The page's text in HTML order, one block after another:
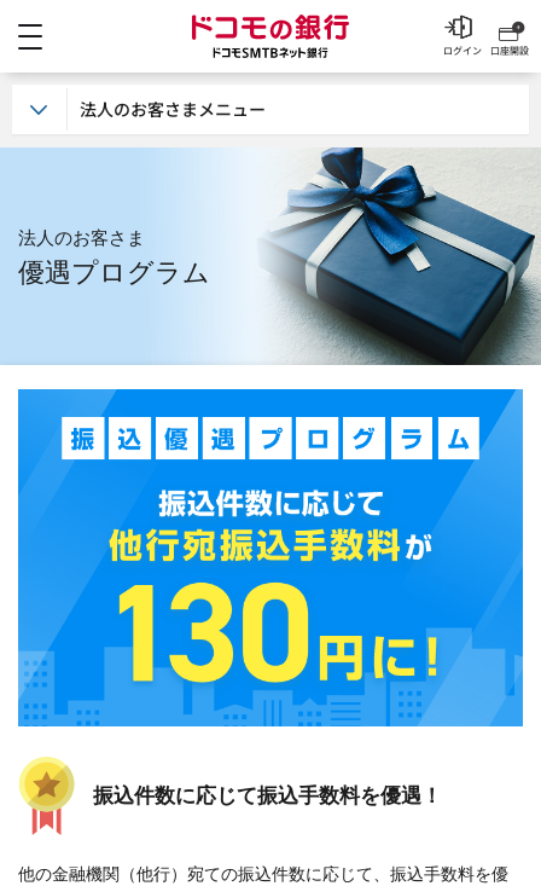
ドコモの銀行 ドコモ
口座開設
ログイン
法人のお客さま
優遇プログラム
振込件数に応じて振込手数料を優遇！
他の金融機関（他行）宛ての振込件数に応じて、振込手数料を優
法人のお客さまメニュー